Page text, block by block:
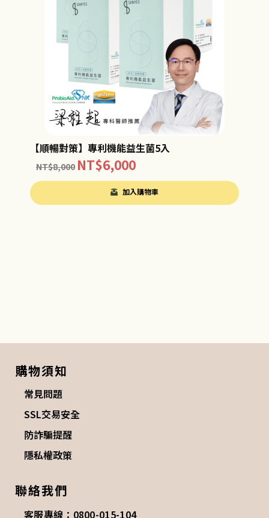
【順暢對策】專利機能益生菌5入
NT$8,000 NT$6,000
加入購物車
購物須知
常見問題
SSL交易安全
防詐騙提醒
隱私權政策
聯絡我們
客服專線：0800-015-104